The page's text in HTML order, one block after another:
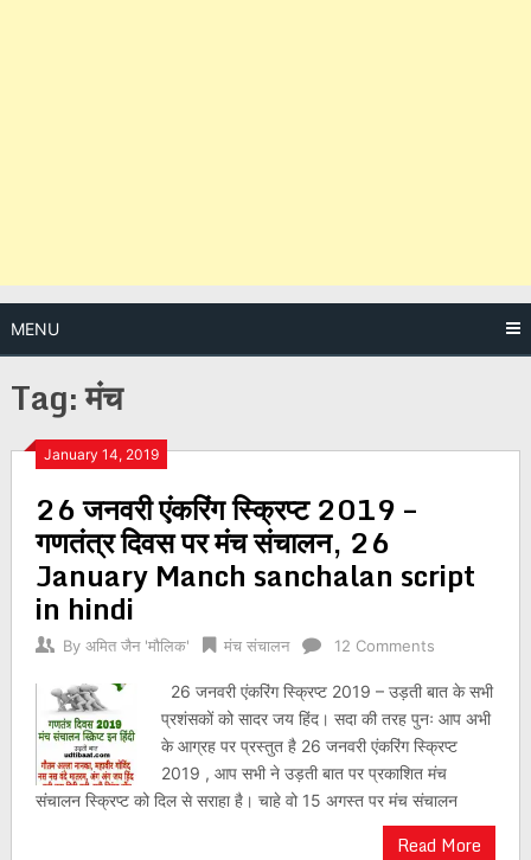
MENU
Tag:मंच
January 14, 2019
26 जनवरी एंकरिंग स्क्रिप्ट 2019 –
गणतंत्र दिवस पर मंच संचालन, 26
January Manch sanchalan script
in hindi
By अमित जैन 'मौलिक' मंच संचालन 12 Comments
26 जनवरी एंकरिंग स्क्रिप्ट 2019 – उड़ती बात के सभी
प्रशंसकों को सादर जय हिंद। सदा की तरह पुनः आप अभी
के आग्रह पर प्रस्तुत है 26 जनवरी एंकरिंग स्क्रिप्ट
2019 , आप सभी ने उड़ती बात पर प्रकाशित मंच
संचालन स्क्रिप्ट को दिल से सराहा है। चाहे वो 15 अगस्त पर मंच संचालन
Read More
Posts
navigation